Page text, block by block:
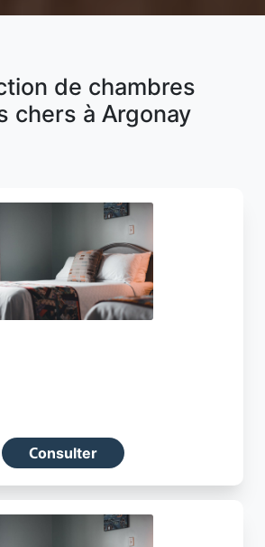
de chambres
chers à Argonay
Consulter